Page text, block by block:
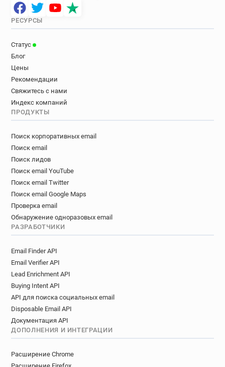
РЕСУРСЫ
Статус
Блог
Цены
Рекомендации
Свяжитесь с нами
Индекс компаний
ПРОДУКТЫ
Поиск корпоративных email
Поиск email
Поиск лидов
Поиск email YouTube
Поиск email Twitter
Поиск email Google Maps
Проверка email
Обнаружение одноразовых email
РАЗРАБОТЧИКИ
Email Finder API
Email Verifier API
Lead Enrichment API
Buying Intent API
API для поиска социальных email
Disposable Email API
Документация API
ДОПОЛНЕНИЯ И ИНТЕГРАЦИИ
Расширение Chrome